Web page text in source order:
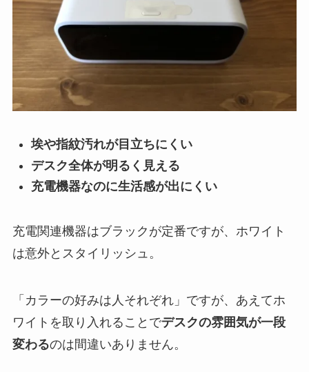
埃や指紋汚れが目立ちにくい
デスク全体が明るく見える
充電機器なのに生活感が出にくい
充電関連機器はブラックが定番ですが、ホワイト
は意外とスタイリッシュ。
「カラーの好みは人それぞれ」ですが、あえてホ
ワイトを取り入れることでデスクの雰囲気が一段
変わるのは間違いありません。